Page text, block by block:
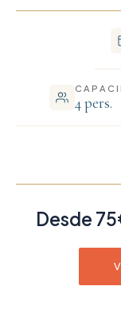
4 pers.
Desde